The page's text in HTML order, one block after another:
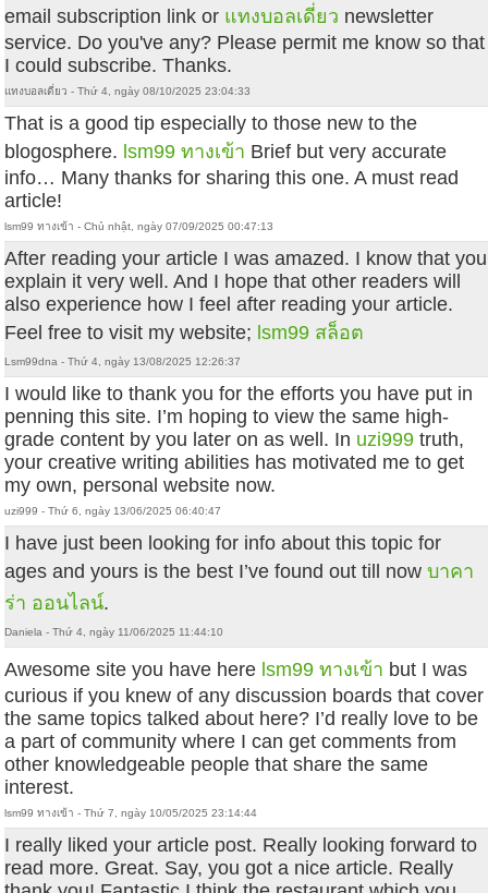
email subscription link or แทงบอลเดี่ยว newsletter
service. Do you've any? Please permit me know so that
I could subscribe. Thanks.
แทงบอลเดี่ยว - Thứ 4, ngày 08/10/2025 23:04:33
That is a good tip especially to those new to the
blogosphere. lsm99 ทางเข้า Brief but very accurate
info… Many thanks for sharing this one. A must read
article!
lsm99 ทางเข้า - Chủ nhật, ngày 07/09/2025 00:47:13
After reading your article I was amazed. I know that you
explain it very well. And I hope that other readers will
also experience how I feel after reading your article.
Feel free to visit my website; lsm99 สล็อต
Lsm99dna - Thứ 4, ngày 13/08/2025 12:26:37
I would like to thank you for the efforts you have put in
penning this site. I’m hoping to view the same high-
grade content by you later on as well. In uzi999 truth,
your creative writing abilities has motivated me to get
my own, personal website now.
uzi999 - Thứ 6, ngày 13/06/2025 06:40:47
I have just been looking for info about this topic for
ages and yours is the best I’ve found out till nowบาคา
ร่า ออนไลน์.
Daniela - Thứ 4, ngày 11/06/2025 11:44:10
Awesome site you have here lsm99 ทางเข้า but I was
curious if you knew of any discussion boards that cover
the same topics talked about here? I’d really love to be
a part of community where I can get comments from
other knowledgeable people that share the same
interest.
lsm99 ทางเข้า - Thứ 7, ngày 10/05/2025 23:14:44
I really liked your article post. Really looking forward to
read more. Great. Say, you got a nice article. Really